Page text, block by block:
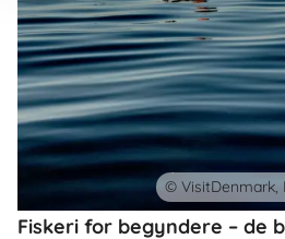
Fiskeri for begyndere – de
© VisitDenmark,